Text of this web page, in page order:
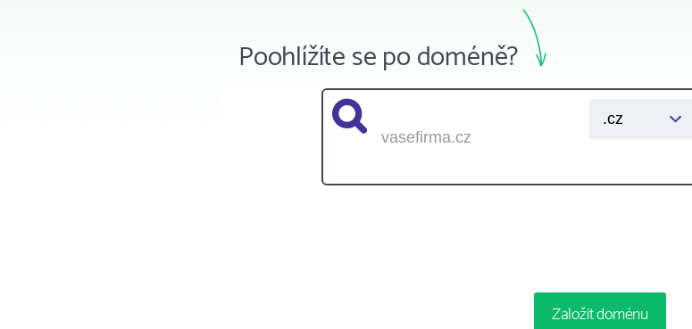
Poohlížíte se po doméně?
Založit doménu